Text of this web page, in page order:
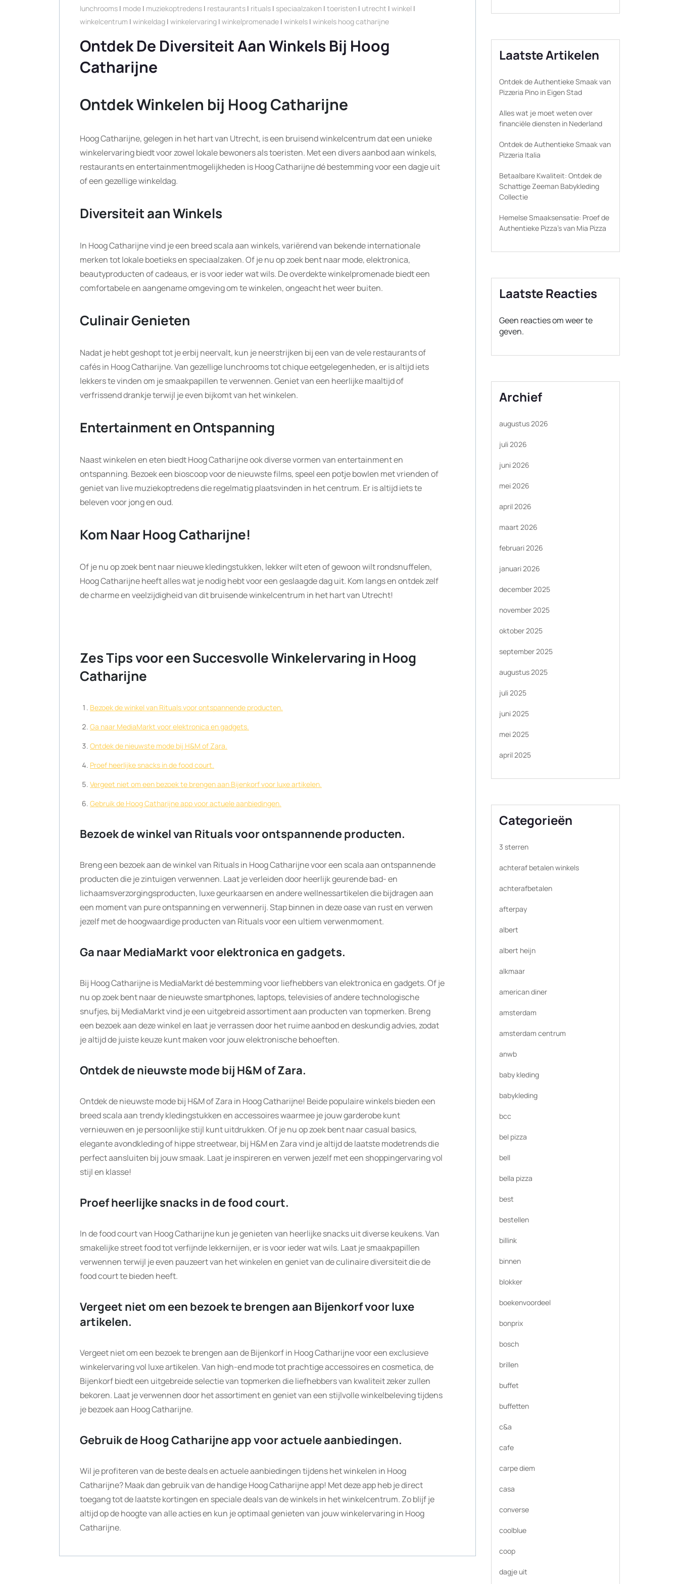
lunchrooms | mode | muziekoptredens | restaurants | rituals | speciaalzaken | toeristen | utrecht | winkel |
winkelcentrum | winkeldag | winkelervaring | winkelpromenade | winkels | winkels hoog catharijne
Ontdek De Diversiteit Aan Winkels Bij Hoog
Catharijne
Ontdek Winkelen bij Hoog Catharijne
Hoog Catharijne, gelegen in het hart van Utrecht, is een bruisend winkelcentrum dat een unieke
winkelervaring biedt voor zowel lokale bewoners als toeristen. Met een divers aanbod aan winkels,
restaurants en entertainmentmogelijkheden is Hoog Catharijne dé bestemming voor een dagje uit
of een gezellige winkeldag.
Diversiteit aan Winkels
In Hoog Catharijne vind je een breed scala aan winkels, variërend van bekende internationale
merken tot lokale boetieks en speciaalzaken. Of je nu op zoek bent naar mode, elektronica,
beautyproducten of cadeaus, er is voor ieder wat wils. De overdekte winkelpromenade biedt een
comfortabele en aangename omgeving om te winkelen, ongeacht het weer buiten.
Culinair Genieten
Nadat je hebt geshopt tot je erbij neervalt, kun je neerstrijken bij een van de vele restaurants of
cafés in Hoog Catharijne. Van gezellige lunchrooms tot chique eetgelegenheden, er is altijd iets
lekkers te vinden om je smaakpapillen te verwennen. Geniet van een heerlijke maaltijd of
verfrissend drankje terwijl je even bijkomt van het winkelen.
Entertainment en Ontspanning
Naast winkelen en eten biedt Hoog Catharijne ook diverse vormen van entertainment en
ontspanning. Bezoek een bioscoop voor de nieuwste films, speel een potje bowlen met vrienden of
geniet van live muziekoptredens die regelmatig plaatsvinden in het centrum. Er is altijd iets te
beleven voor jong en oud.
Kom Naar Hoog Catharijne!
Of je nu op zoek bent naar nieuwe kledingstukken, lekker wilt eten of gewoon wilt rondsnuffelen,
Hoog Catharijne heeft alles wat je nodig hebt voor een geslaagde dag uit. Kom langs en ontdek zelf
de charme en veelzijdigheid van dit bruisende winkelcentrum in het hart van Utrecht!
Zes Tips voor een Succesvolle Winkelervaring in Hoog
Catharijne
Bezoek de winkel van Rituals voor ontspannende producten.
Ga naar MediaMarkt voor elektronica en gadgets.
Ontdek de nieuwste mode bij H&M of Zara.
Proef heerlijke snacks in de food court.
Vergeet niet om een bezoek te brengen aan Bijenkorf voor luxe artikelen.
Gebruik de Hoog Catharijne app voor actuele aanbiedingen.
Bezoek de winkel van Rituals voor ontspannende producten.
Breng een bezoek aan de winkel van Rituals in Hoog Catharijne voor een scala aan ontspannende
producten die je zintuigen verwennen. Laat je verleiden door heerlijk geurende bad- en
lichaamsverzorgingsproducten, luxe geurkaarsen en andere wellnessartikelen die bijdragen aan
een moment van pure ontspanning en verwennerij. Stap binnen in deze oase van rust en verwen
jezelf met de hoogwaardige producten van Rituals voor een ultiem verwenmoment.
Ga naar MediaMarkt voor elektronica en gadgets.
Bij Hoog Catharijne is MediaMarkt dé bestemming voor liefhebbers van elektronica en gadgets. Of je
nu op zoek bent naar de nieuwste smartphones, laptops, televisies of andere technologische
snufjes, bij MediaMarkt vind je een uitgebreid assortiment aan producten van topmerken. Breng
een bezoek aan deze winkel en laat je verrassen door het ruime aanbod en deskundig advies, zodat
je altijd de juiste keuze kunt maken voor jouw elektronische behoeften.
Ontdek de nieuwste mode bij H&M of Zara.
Ontdek de nieuwste mode bij H&M of Zara in Hoog Catharijne! Beide populaire winkels bieden een
breed scala aan trendy kledingstukken en accessoires waarmee je jouw garderobe kunt
vernieuwen en je persoonlijke stijl kunt uitdrukken. Of je nu op zoek bent naar casual basics,
elegante avondkleding of hippe streetwear, bij H&M en Zara vind je altijd de laatste modetrends die
perfect aansluiten bij jouw smaak. Laat je inspireren en verwen jezelf met een shoppingervaring vol
stijl en klasse!
Proef heerlijke snacks in de food court.
In de food court van Hoog Catharijne kun je genieten van heerlijke snacks uit diverse keukens. Van
smakelijke street food tot verfijnde lekkernijen, er is voor ieder wat wils. Laat je smaakpapillen
verwennen terwijl je even pauzeert van het winkelen en geniet van de culinaire diversiteit die de
food court te bieden heeft.
Vergeet niet om een bezoek te brengen aan Bijenkorf voor luxe
artikelen.
Vergeet niet om een bezoek te brengen aan de Bijenkorf in Hoog Catharijne voor een exclusieve
winkelervaring vol luxe artikelen. Van high-end mode tot prachtige accessoires en cosmetica, de
Bijenkorf biedt een uitgebreide selectie van topmerken die liefhebbers van kwaliteit zeker zullen
bekoren. Laat je verwennen door het assortiment en geniet van een stijlvolle winkelbeleving tijdens
je bezoek aan Hoog Catharijne.
Gebruik de Hoog Catharijne app voor actuele aanbiedingen.
Wil je profiteren van de beste deals en actuele aanbiedingen tijdens het winkelen in Hoog
Catharijne? Maak dan gebruik van de handige Hoog Catharijne app! Met deze app heb je direct
toegang tot de laatste kortingen en speciale deals van de winkels in het winkelcentrum. Zo blijf je
altijd op de hoogte van alle acties en kun je optimaal genieten van jouw winkelervaring in Hoog
Catharijne.
Laatste Artikelen
Ontdek de Authentieke Smaak van
Pizzeria Pino in Eigen Stad
Alles wat je moet weten over
financiële diensten in Nederland
Ontdek de Authentieke Smaak van
Pizzeria Italia
Betaalbare Kwaliteit: Ontdek de
Schattige Zeeman Babykleding
Collectie
Hemelse Smaaksensatie: Proef de
Authentieke Pizza’s van Mia Pizza
Laatste Reacties
Geen reacties om weer te
geven.
Archief
augustus 2026
juli 2026
juni 2026
mei 2026
april 2026
maart 2026
februari 2026
januari 2026
december 2025
november 2025
oktober 2025
september 2025
augustus 2025
juli 2025
juni 2025
mei 2025
april 2025
Categorieën
3 sterren
achteraf betalen winkels
achterafbetalen
afterpay
albert
albert heijn
alkmaar
american diner
amsterdam
amsterdam centrum
anwb
baby kleding
babykleding
bcc
bel pizza
bell
bella pizza
best
bestellen
billink
binnen
blokker
boekenvoordeel
bonprix
bosch
brillen
buffet
buffetten
c&a
cafe
carpe diem
casa
converse
coolblue
coop
dagje uit